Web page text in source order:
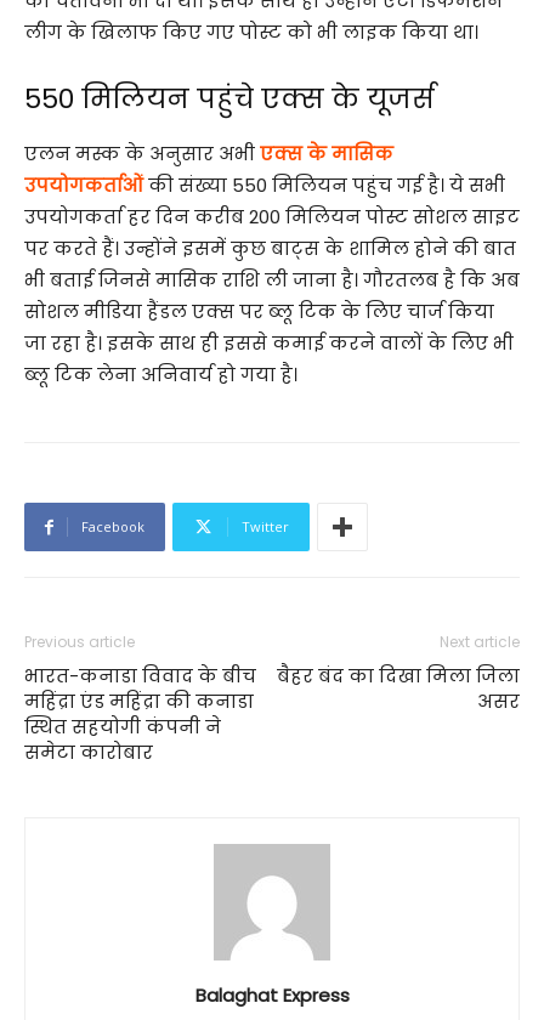
लीग के खिलाफ किए गए पोस्ट को भी लाइक किया था।
550 मिलियन पहुंचे एक्स के यूजर्स
एलन मस्क के अनुसार अभीएक्स के मासिक
उपयोगकर्ताओंकी संख्या 550 मिलियन पहुंच गई है। ये सभी
उपयोगकर्ता हर दिन करीब 200 मिलियन पोस्ट सोशल साइट
पर करते हैं। उन्होंने इसमें कुछ बाट्स के शामिल होने की बात
भी बताई जिनसे मासिक राशि ली जाना है। गौरतलब है कि अब
सोशल मीडिया हैंडल एक्स पर ब्लू टिक के लिए चार्ज किया
जा रहा है। इसके साथ ही इससे कमाई करने वालों के लिए भी
ब्लू टिक लेना अनिवार्य हो गया है।
Facebook Twitter
Previous article
भारत-कनाडा विवाद के बीच
महिंद्रा एंड महिंद्रा की कनाडा
स्थित सहयोगी कंपनी ने
समेटा कारोबार
Next article
बैहर बंद का दिखा मिला जिला
असर
Balaghat Express